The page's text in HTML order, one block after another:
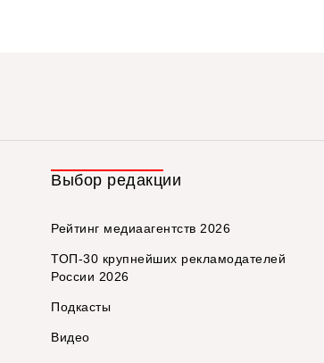
Выбор редакции
Рейтинг медиаагентств 2026
ТОП-30 крупнейших рекламодателей
России 2026
Подкасты
Видео